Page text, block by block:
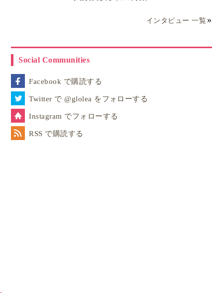
し、幼児からシニアまでの親子留学・子ども単身留学を幅広くサ
ポート。中高国語教員免許・日本語教師資格を持ち、NHK「おは
イン英会話と現地教育移住支援を通じ、安心で実践的な留学体験
を提供している。趣味は旅行・料理・ランニング。美しい自然に
囲まれたニュージーランドのライフスタイルを発信中。
記事一覧
インタビュー 一覧
Social Communities
Facebook で購読する
Twitter で @glolea をフォローする
Instagram でフォローする
RSS で購読する